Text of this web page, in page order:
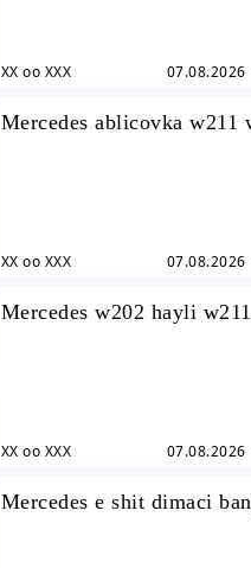
XX oo XXX
Mercedes ablicovka w211
XX oo XXX
Mercedes w202 hayli
XX oo XXX
Mercedes e shit dimaci